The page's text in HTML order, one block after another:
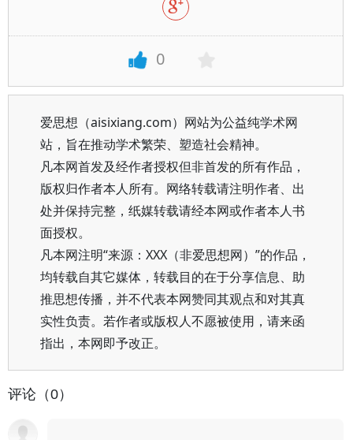
0
爱思想（aisixiang.com）网站为公益纯学术网
站，旨在推动学术繁荣、塑造社会精神。
凡本网首发及经作者授权但非首发的所有作品，
版权归作者本人所有。网络转载请注明作者、出
处并保持完整，纸媒转载请经本网或作者本人书
面授权。
凡本网注明“来源：XXX（非爱思想网）”的作品，
均转载自其它媒体，转载目的在于分享信息、助
推思想传播，并不代表本网赞同其观点和对其真
实性负责。若作者或版权人不愿被使用，请来函
指出，本网即予改正。
评论（0）